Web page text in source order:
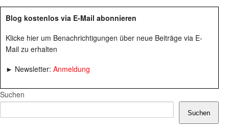
Blog kostenlos via E-Mail abonnieren
Klicke hier um Benachrichtigungen über neue Beiträge via E-
Mail zu erhalten
► Newsletter: Anmeldung
Suchen
Suchen